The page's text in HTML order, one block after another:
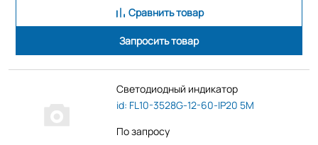
Сравнить товар
Запросить товар
Светодиодный индикатор
id: FL10-3528G-12-60-IP20 5M
По запросу